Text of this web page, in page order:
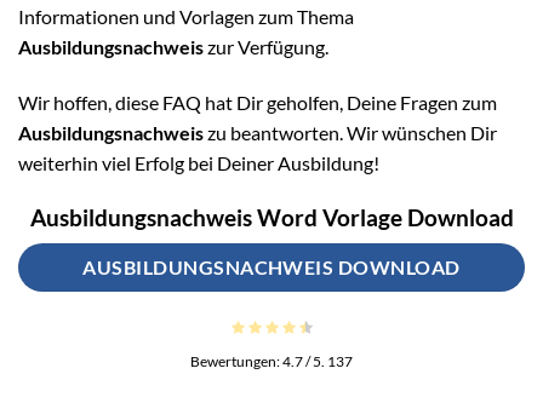
Informationen und Vorlagen zum Thema
Ausbildungsnachweiszur Verfügung.
Wir hoffen, diese FAQ hat Dir geholfen, Deine Fragen zum
Ausbildungsnachweiszu beantworten. Wir wünschen Dir
weiterhin viel Erfolg bei Deiner Ausbildung!
Ausbildungsnachweis Word Vorlage Download
AUSBILDUNGSNACHWEIS DOWNLOAD
Bewertungen:4.7/ 5. 137